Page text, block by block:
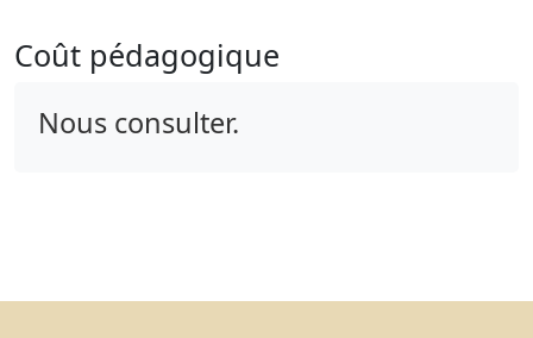
Coût pédagogique
Nous consulter.